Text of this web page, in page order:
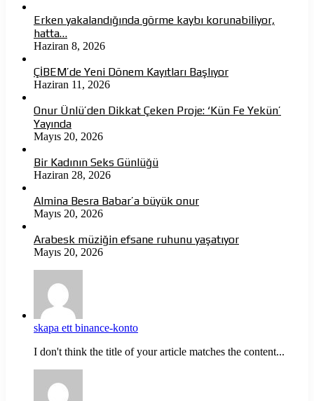
Erken yakalandığında görme kaybı korunabiliyor,
hatta…
Haziran 8, 2026
ÇİBEM’de Yeni Dönem Kayıtları Başlıyor
Haziran 11, 2026
Onur Ünlü’den Dikkat Çeken Proje: ‘Kün Fe Yekün’
Yayında
Mayıs 20, 2026
Bir Kadının Seks Günlüğü
Haziran 28, 2026
Almina Besra Babar’a büyük onur
Mayıs 20, 2026
Arabesk müziğin efsane ruhunu yaşatıyor
Mayıs 20, 2026
skapa ett binance-konto
I don't think the title of your article matches the content...